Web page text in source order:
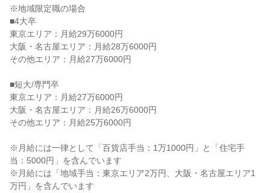
※地域限定職の場合
■4大卒
東京エリア：月給29万6000円
大阪・名古屋エリア：月給28万6000円
その他エリア：月給27万6000円
■短大/専門卒
東京エリア：月給27万6000円
大阪・名古屋エリア：月給26万6000円
その他エリア：月給25万6000円
※月給には一律として「百貨店手当：1万1000円」と「住宅手
当：5000円」を含んでいます
※月給には「地域手当：東京エリア2万円、大阪・名古屋エリア1
万円」を含んでいます